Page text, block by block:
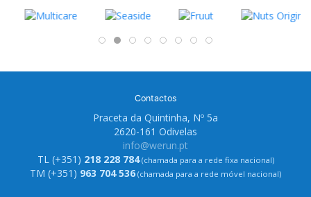
Contactos
Praceta da Quintinha, Nº 5a
2620-161 Odivelas
info@werun.pt
TL (+351) 218 228 784(chamada para a rede fixa nacional)
TM (+351) 963 704 536 (chamada para a rede móvel nacional)